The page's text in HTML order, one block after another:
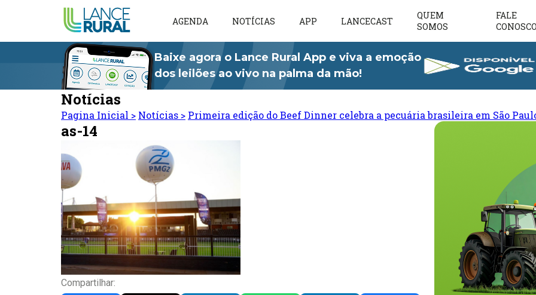
AGENDA NOTÍCIAS APP LANCECAST
QUEM
SOMOS
FALE
CONOSCO
Baixe agora o Lance Rural App e viva a emoção
dos leilões ao vivo na palma da mão!
Notícias
Pagina Inicial > Notícias > Primeira edição do Beef Dinner celebra a pecuária brasileira em São
as-14
Compartilhar: